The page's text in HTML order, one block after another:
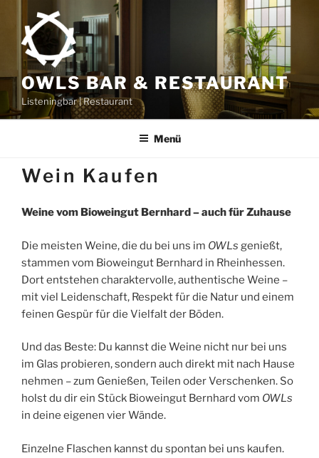
Inhalt
springen
OWLS BAR & RESTAURANT
Listeningbar | Restaurant
Menü
Wein Kaufen
Weine vom Bioweingut Bernhard – auch für Zuhause
Die meisten Weine, die du bei uns im OWLs genießt,
stammen vom Bioweingut Bernhard in Rheinhessen.
Dort entstehen charaktervolle, authentische Weine –
mit viel Leidenschaft, Respekt für die Natur und einem
feinen Gespür für die Vielfalt der Böden.
Und das Beste: Du kannst die Weine nicht nur bei uns
im Glas probieren, sondern auch direkt mit nach Hause
nehmen – zum Genießen, Teilen oder Verschenken. So
holst du dir ein Stück Bioweingut Bernhard vom OWLs
in deine eigenen vier Wände.
Einzelne Flaschen kannst du spontan bei uns kaufen.